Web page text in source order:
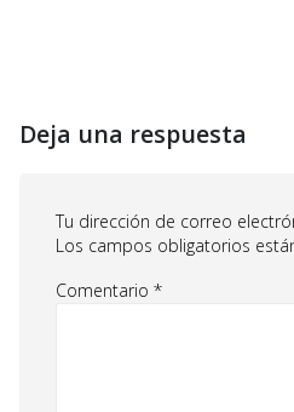
Deja una respuesta
Tu dirección de correo
Los campos obligatorios
Comentario *